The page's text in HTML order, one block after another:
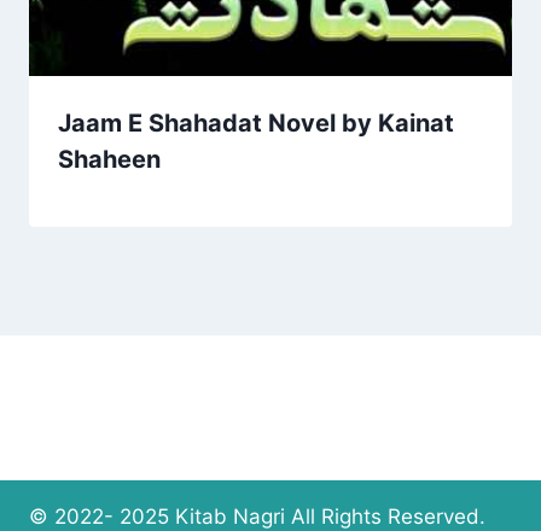
Jaam E Shahadat Novel by Kainat
Shaheen
© 2022- 2025 Kitab Nagri All Rights Reserved.